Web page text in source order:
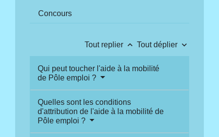
Concours
Tout replier keyboard_arrow_up Tout déplier keyboard_arrow_down
Qui peut toucher l'aide à la mobilité
de Pôle emploi ?
Quelles sont les conditions
d'attribution de l'aide à la mobilité de
Pôle emploi ?